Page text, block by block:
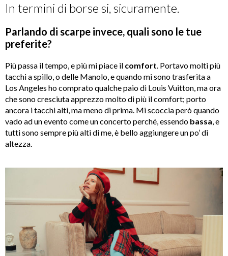
In termini di borse si, sicuramente.
Parlando di scarpe invece, quali sono le tue
preferite?
Più passa il tempo, e più mi piace il comfort. Portavo molti più
tacchi a spillo, o delle Manolo, e quando mi sono trasferita a
Los Angeles ho comprato qualche paio di Louis Vuitton, ma ora
che sono cresciuta apprezzo molto di più il comfort; porto
ancora i tacchi alti, ma meno di prima. Mi scoccia però quando
vado ad un evento come un concerto perché, essendo bassa, e
tutti sono sempre più alti di me, è bello aggiungere un po’ di
altezza.